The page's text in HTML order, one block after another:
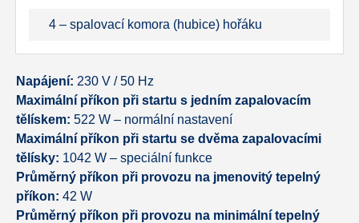
4 – spalovací komora (hubice) hořáku
Napájení: 230 V / 50 Hz
Maximální příkon při startu s jedním zapalovacím
tělískem: 522 W – normální nastavení
Maximální příkon při startu se dvěma zapalovacími
tělísky: 1042 W – speciální funkce
Průměrný příkon při provozu na jmenovitý tepelný
příkon: 42 W
Průměrný příkon při provozu na minimální tepelný